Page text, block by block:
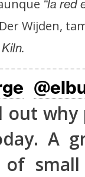
“la red
Wijden,
Kiln.
why
A